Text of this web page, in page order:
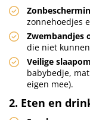
zonnehoedjes
Zwembandjes
die niet
Veilige
babybedje,
eigen mee).
2. Eten en